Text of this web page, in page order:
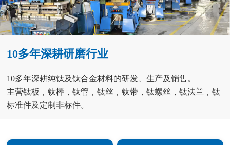
10多年深耕研磨行业
10多年深耕纯钛及钛合金材料的研发、生产及销售。
主营钛板，钛棒，钛管，钛丝，钛带，钛螺丝，钛法兰，钛
标准件及定制非标件。